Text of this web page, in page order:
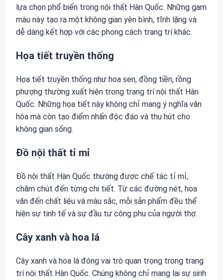
lựa chọn phổ biến trong nội thất Hàn Quốc. Những gam
màu này tạo ra một không gian yên bình, tĩnh lặng và
dễ dàng kết hợp với các phong cách trang trí khác.
Họa tiết truyền thống
Họa tiết truyền thống như hoa sen, đồng tiền, rồng
phượng thường xuất hiện trong trang trí nội thất Hàn
Quốc. Những họa tiết này không chỉ mang ý nghĩa văn
hóa mà còn tạo điểm nhấn độc đáo và thu hút cho
không gian sống.
Đồ nội thất tỉ mỉ
Đồ nội thất Hàn Quốc thường được chế tác tỉ mỉ,
chăm chút đến từng chi tiết. Từ các đường nét, hoa
văn đến chất liệu và màu sắc, mỗi sản phẩm đều thể
hiện sự tinh tế và sự đầu tư công phu của người thợ.
Cây xanh và hoa lá
Cây xanh và hoa lá đóng vai trò quan trọng trong trang
trí nội thất Hàn Quốc. Chúng không chỉ mang lại sự sinh